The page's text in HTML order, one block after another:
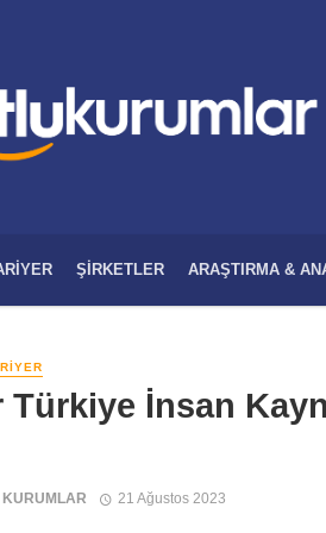
ŞIRKETLER ARAŞTIRMA &
Türkiye İnsan
KURUMLAR 21 Ağustos 2023